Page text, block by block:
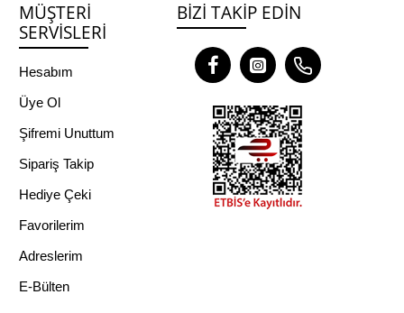
MÜŞTERI
SERVISLERI
Hesabım
Üye Ol
Şifremi Unuttum
Sipariş Takip
Hediye Çeki
Favorilerim
Adreslerim
E-Bülten
BIZI TAKIP EDIN